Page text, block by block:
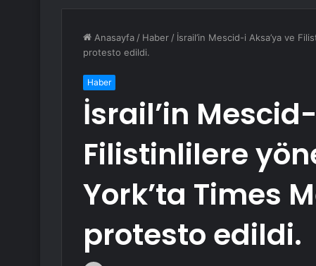
Anasayfa / Haber / İsrail’in Mescid-i Aksa’ya ve
protesto edildi.
Haber
İsrail’in
Filistinlilere
York’ta Times
protesto edildi.